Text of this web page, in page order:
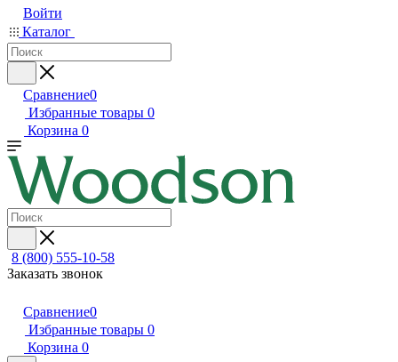
Войти
Каталог
Сравнение0
Избранные товары 0
Корзина 0
8 (800) 555-10-58
Заказать звонок
Сравнение0
Избранные товары 0
Корзина 0